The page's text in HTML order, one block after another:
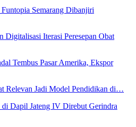
Semarang Dibanjiri
Digitalisasi Iterasi Peresepan Obat
Tembus Pasar Amerika, Ekspor
Relevan Jadi Model Pendidikan di…
Dapil Jateng IV Direbut Gerindra